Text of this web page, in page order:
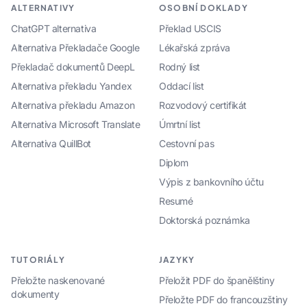
ALTERNATIVY
ChatGPT alternativa
Alternativa Překladače Google
Překladač dokumentů DeepL
Alternativa překladu Yandex
Alternativa překladu Amazon
Alternativa Microsoft Translate
Alternativa QuillBot
OSOBNÍ DOKLADY
Překlad USCIS
Lékařská zpráva
Rodný list
Oddací list
Rozvodový certifikát
Úmrtní list
Cestovní pas
Diplom
Výpis z bankovního účtu
Resumé
Doktorská poznámka
TUTORIÁLY
Přeložte naskenované
dokumenty
JAZYKY
Přeložit PDF do španělštiny
Přeložte PDF do francouzštiny